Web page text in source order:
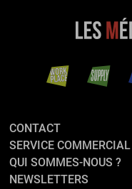
CONTACT
SERVICE COMMERCIAL
QUI SOMMES-NOUS ?
NEWSLETTERS